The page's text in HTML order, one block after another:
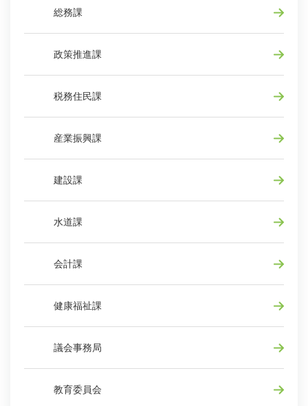
総務課
政策推進課
税務住民課
産業振興課
建設課
水道課
会計課
健康福祉課
議会事務局
教育委員会